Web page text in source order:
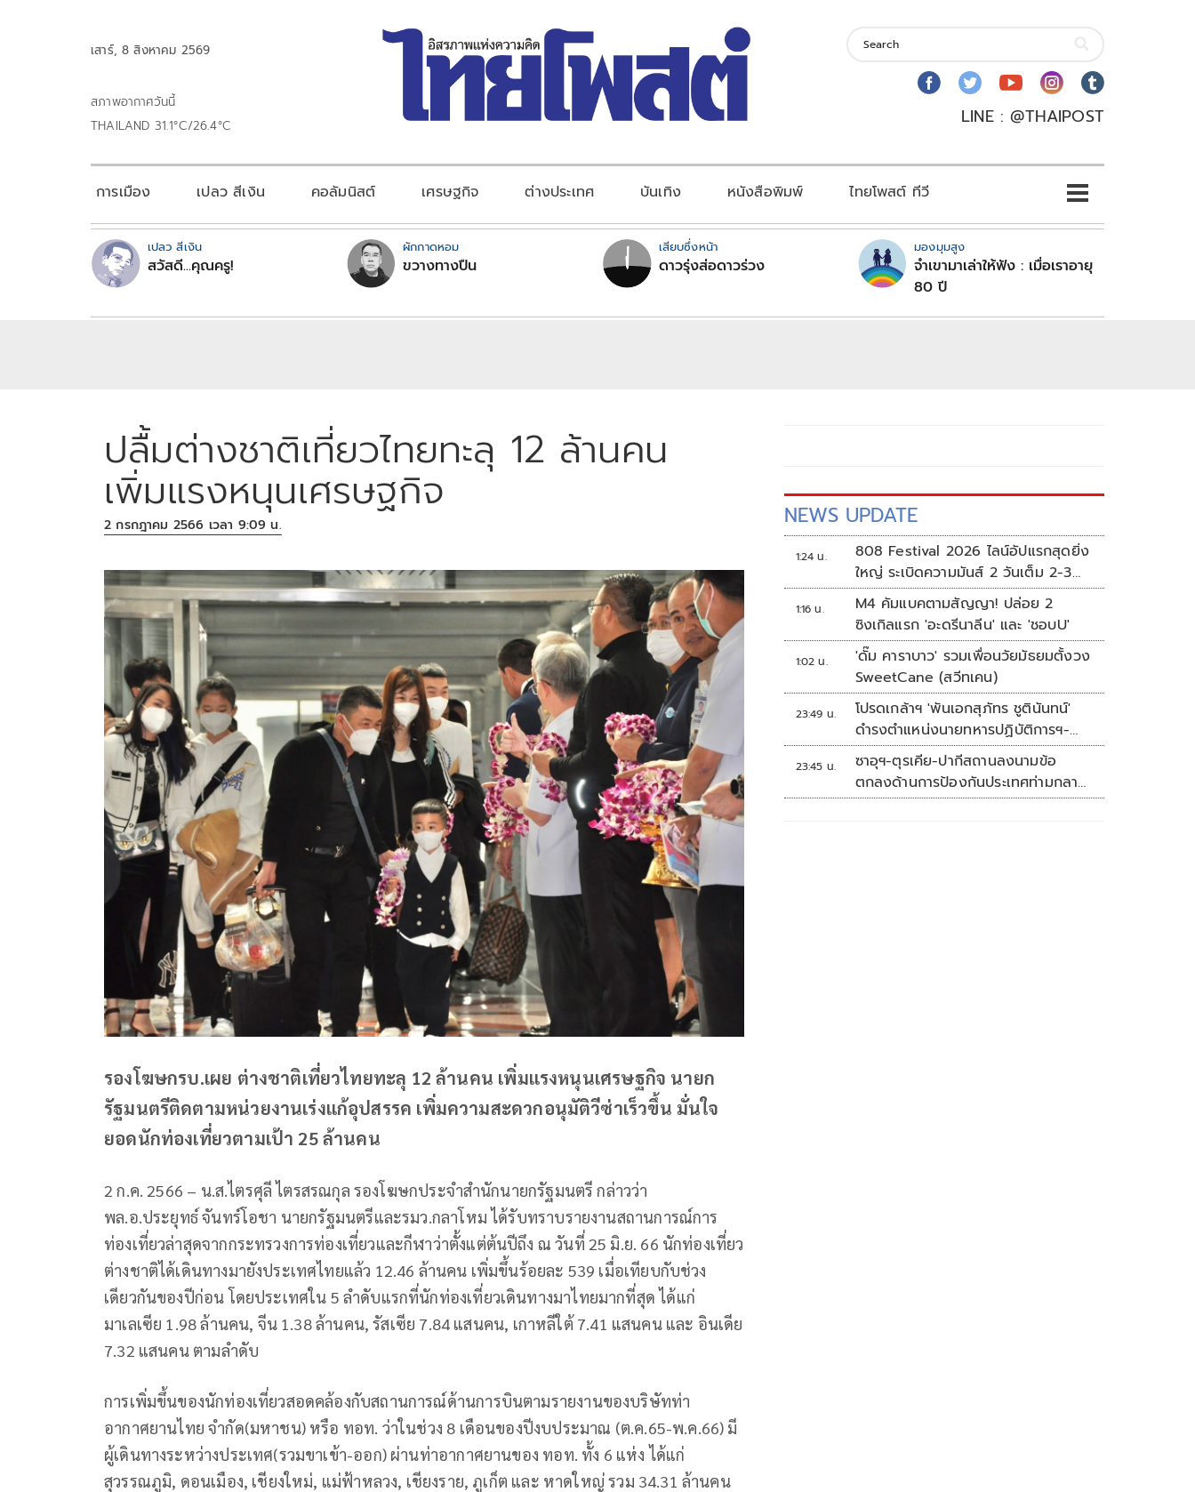
เสาร์, 8 สิงหาคม 2569
สภาพอากาศวันนี้
THAILAND 31.1°C/26.4°C
LINE : @THAIPOST
การเมือง เปลว สีเงิน คอลัมนิสต์ เศรษฐกิจ ต่างประเทศ บันเทิง หนังสือพิมพ์ ไทยโพสต์ ทีวี
เปลว สีเงิน
สวัสดี...คุณครู!
ผักกาดหอม
ขวางทางปืน
เสียบซึ่งหน้า
ดาวรุ่งส่อดาวร่วง
มองมุมสูง
จำเขามาเล่าให้ฟัง : เมื่อเราอายุ
80 ปี
ปลื้มต่างชาติเที่ยวไทยทะลุ 12 ล้านคน
เพิ่มแรงหนุนเศรษฐกิจ
2 กรกฎาคม 2566 เวลา 9:09 น.
รองโฆษกรบ.เผย ต่างชาติเที่ยวไทยทะลุ 12 ล้านคน เพิ่มแรงหนุนเศรษฐกิจ นายก
รัฐมนตรีติดตามหน่วยงานเร่งแก้อุปสรรค เพิ่มความสะดวกอนุมัติวีซ่าเร็วขึ้น มั่นใจ
ยอดนักท่องเที่ยวตามเป้า 25 ล้านคน
2 ก.ค. 2566 – น.ส.ไตรศุลี ไตรสรณกุล รองโฆษกประจำสำนักนายกรัฐมนตรี กล่าวว่า
พล.อ.ประยุทธ์ จันทร์โอชา นายกรัฐมนตรีและรมว.กลาโหม ได้รับทราบรายงานสถานการณ์การ
ท่องเที่ยวล่าสุดจากกระทรวงการท่องเที่ยวและกีฬาว่าตั้งแต่ต้นปีถึง ณ วันที่ 25 มิ.ย. 66 นักท่องเที่ยว
ต่างชาติได้เดินทางมายังประเทศไทยแล้ว 12.46 ล้านคน เพิ่มขึ้นร้อยละ 539 เมื่อเทียบกับช่วง
เดียวกันของปีก่อน โดยประเทศใน 5 ลำดับแรกที่นักท่องเที่ยวเดินทางมาไทยมากที่สุด ได้แก่
มาเลเซีย 1.98 ล้านคน, จีน 1.38 ล้านคน, รัสเซีย 7.84 แสนคน, เกาหลีใต้ 7.41 แสนคน และ อินเดีย
7.32 แสนคน ตามลำดับ
การเพิ่มขึ้นของนักท่องเที่ยวสอดคล้องกับสถานการณ์ด้านการบินตามรายงานของบริษัทท่า
อากาศยานไทย จำกัด(มหาชน) หรือ ทอท. ว่าในช่วง 8 เดือนของปีงบประมาณ (ต.ค.65-พ.ค.66) มี
ผู้เดินทางระหว่างประเทศ(รวมขาเข้า-ออก) ผ่านท่าอากาศยานของ ทอท. ทั้ง 6 แห่ง ได้แก่
สุวรรณภูมิ, ดอนเมือง, เชียงใหม่, แม่ฟ้าหลวง, เชียงราย, ภูเก็ต และ หาดใหญ่ รวม 34.31 ล้านคน
NEWS UPDATE
1:24 น.
808 Festival 2026 ไลน์อัปแรกสุดยิ่ง
ใหญ่ ระเบิดความมันส์ 2 วันเต็ม 2-3
ต.ค.นี้
1:16 น.
M4 คัมแบคตามสัญญา! ปล่อย 2
ซิงเกิลแรก 'อะดรีนาลีน' และ 'ชอบU'
1:02 น.
'ดั๊ม คาราบาว' รวมเพื่อนวัยมัธยมตั้งวง
SweetCane (สวีทเคน)
23:49 น.
โปรดเกล้าฯ 'พันเอกสุภัทร ชูตินันทน์'
ดำรงตำแหน่งนายทหารปฏิบัติการฯ-
พระราชทานยศ 'พลตรี'
23:45 น.
ซาอุฯ-ตุรเคีย-ปากีสถานลงนามข้อ
ตกลงด้านการป้องกันประเทศท่ามกลาง
สงครามในภูมิภาค